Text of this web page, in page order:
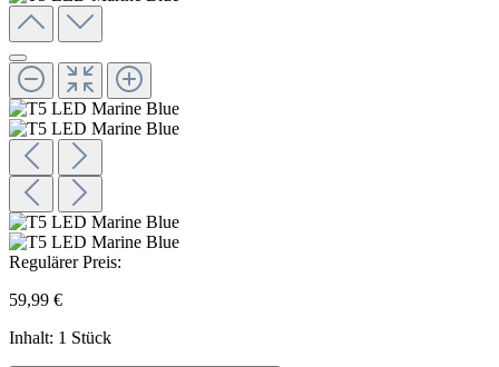
Regulärer Preis:
59,99 €
Inhalt: 1 Stück